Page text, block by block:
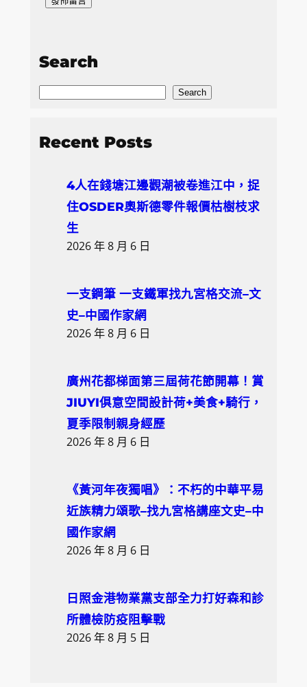
Search
S
a
Search
Recent Posts
4人在錢塘江邊觀潮被卷進江中，捉
住OSDER奧斯德零件報價枯樹枝求
生
2026 年 8 月 6 日
一支鋼筆 一支鐵軍找九宮格交流–文
史–中國作家網
2026 年 8 月 6 日
廣州花都梯面第三屆荷花節開幕！賞
JIUYI俱意空間設計荷+美食+騎行，
夏季限制親身經歷
2026 年 8 月 6 日
《黃河年夜獨唱》：不朽的中華平易
近族精力頌歌–找九宮格講座文史–中
國作家網
2026 年 8 月 6 日
日照金港物業黨支部全力打好森和診
所體檢防疫阻擊戰
2026 年 8 月 5 日